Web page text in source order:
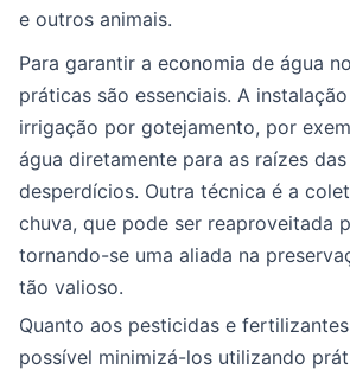
e outros animais.
Para garantir a economia de água
práticas são essenciais. A
irrigação por gotejamento, por
água diretamente para as raízes
desperdícios. Outra técnica é a
chuva, que pode ser reaproveitada
tornando-se uma aliada na
tão valioso.
Quanto aos pesticidas e
possível minimizá-los utilizando